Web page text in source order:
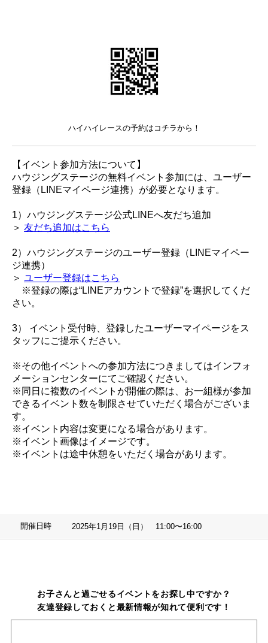
ハイハイレースの予約はコチラから！
【イベント参加方法について】
ハウジングステージの無料イベント参加には、ユーザー
登録（LINEマイページ連携）が必要となります。
1）ハウジングステージ公式LINEへ友だち追加
＞ 友だち追加はこちら
2）ハウジングステージのユーザー登録（LINEマイペー
ジ連携）
＞ ユーザー登録はこちら
※登録の際は“LINEアカウントで登録”を選択してくだ
さい。
3） イベント受付時、登録したユーザーマイページをス
タッフにご提示ください。
※その他イベントへの参加方法につきましてはインフォ
メーションセンターにてご確認ください。
※同日に複数のイベントが開催の際は、お一組様が参加
できるイベント数を制限させていただく場合がございま
す。
※イベント内容は変更になる場合があります。
※イベント画像はイメージです。
※イベントは途中休憩をいただく場合があります。
開催日時 2025年1月19日（日） 11:00〜16:00
お子さんと過ごせるイベントをお探し中ですか？
友達登録しておくと最新情報が知れて便利です！